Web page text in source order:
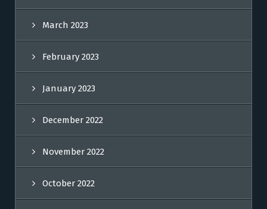
March 2023
February 2023
January 2023
December 2022
November 2022
October 2022